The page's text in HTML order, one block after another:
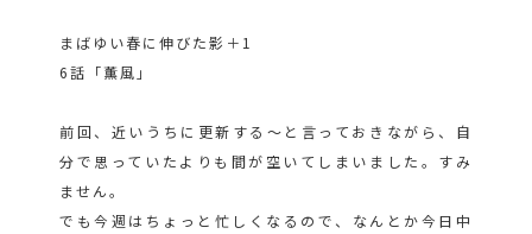
まばゆい春に伸びた影＋1
6話「薫風」
前回、近いうちに更新する～と言っておきながら、自
分で思っていたよりも間が空いてしまいました。すみ
ません。
でも今週はちょっと忙しくなるので、なんとか今日中